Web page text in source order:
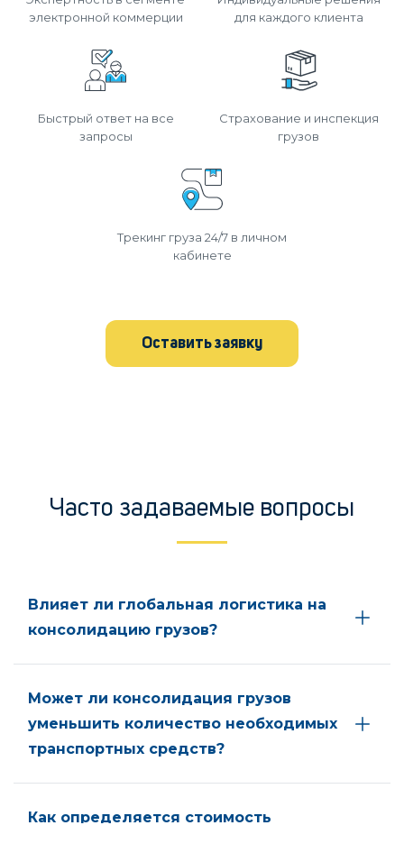
электронной коммерции
для каждого клиента
Быстрый ответ на все
запросы
Страхование и инспекция
грузов
Трекинг груза 24/7 в личном
кабинете
Оставить заявку
Часто задаваемые вопросы
Влияет ли глобальная логистика на
консолидацию грузов?
Может ли консолидация грузов
уменьшить количество необходимых
транспортных средств?
Как определяется стоимость